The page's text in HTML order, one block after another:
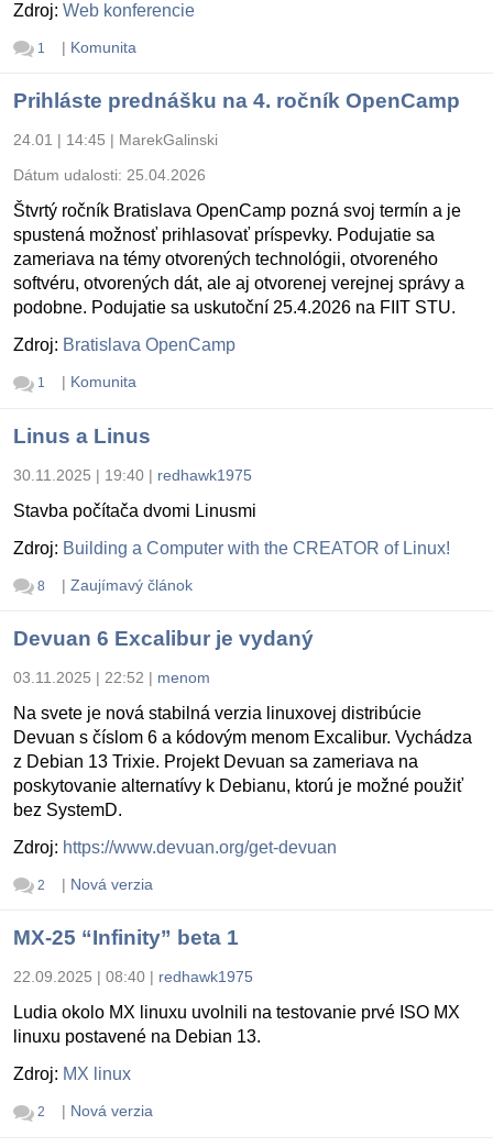
Zdroj: Web konferencie
1 | Komunita
Prihláste prednášku na 4. ročník OpenCamp
24.01 | 14:45 | MarekGalinski
Dátum udalosti: 25.04.2026
Štvrtý ročník Bratislava OpenCamp pozná svoj termín a je
spustená možnosť prihlasovať príspevky. Podujatie sa
zameriava na témy otvorených technológii, otvoreného
softvéru, otvorených dát, ale aj otvorenej verejnej správy a
podobne. Podujatie sa uskutoční 25.4.2026 na FIIT STU.
Zdroj: Bratislava OpenCamp
1 | Komunita
Linus a Linus
30.11.2025 | 19:40 | redhawk1975
Stavba počítača dvomi Linusmi
Zdroj: Building a Computer with the CREATOR of Linux!
8 | Zaujímavý článok
Devuan 6 Excalibur je vydaný
03.11.2025 | 22:52 | menom
Na svete je nová stabilná verzia linuxovej distribúcie
Devuan s číslom 6 a kódovým menom Excalibur. Vychádza
z Debian 13 Trixie. Projekt Devuan sa zameriava na
poskytovanie alternatívy k Debianu, ktorú je možné použiť
bez SystemD.
Zdroj: https://www.devuan.org/get-devuan
2 | Nová verzia
MX-25 “Infinity” beta 1
22.09.2025 | 08:40 | redhawk1975
Ludia okolo MX linuxu uvolnili na testovanie prvé ISO MX
linuxu postavené na Debian 13.
Zdroj: MX linux
2 | Nová verzia